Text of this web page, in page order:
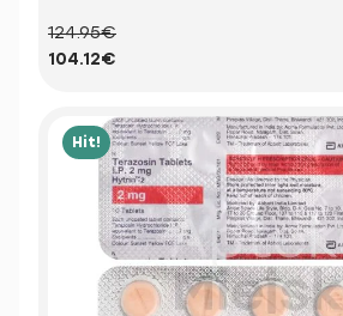
124.95€
104.12€
Hit!